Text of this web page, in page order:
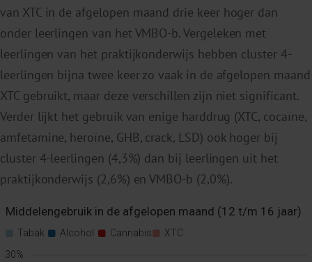
van XTC in de afgelopen maand drie keer hoger dan
onder leerlingen van het VMBO-b. Vergeleken met
leerlingen van het praktijkonderwijs hebben cluster 4-
leerlingen bijna twee keer zo vaak in de afgelopen maand
XTC gebruikt, maar deze verschillen zijn niet significant.
Verder lijkt het gebruik van enige harddrug (XTC, cocaïne,
amfetamine, heroïne, GHB, crack, LSD) ook hoger bij
cluster 4-leerlingen (4,3%) dan bij leerlingen uit het
praktijkonderwijs (2,6%) en VMBO-b (2,0%).